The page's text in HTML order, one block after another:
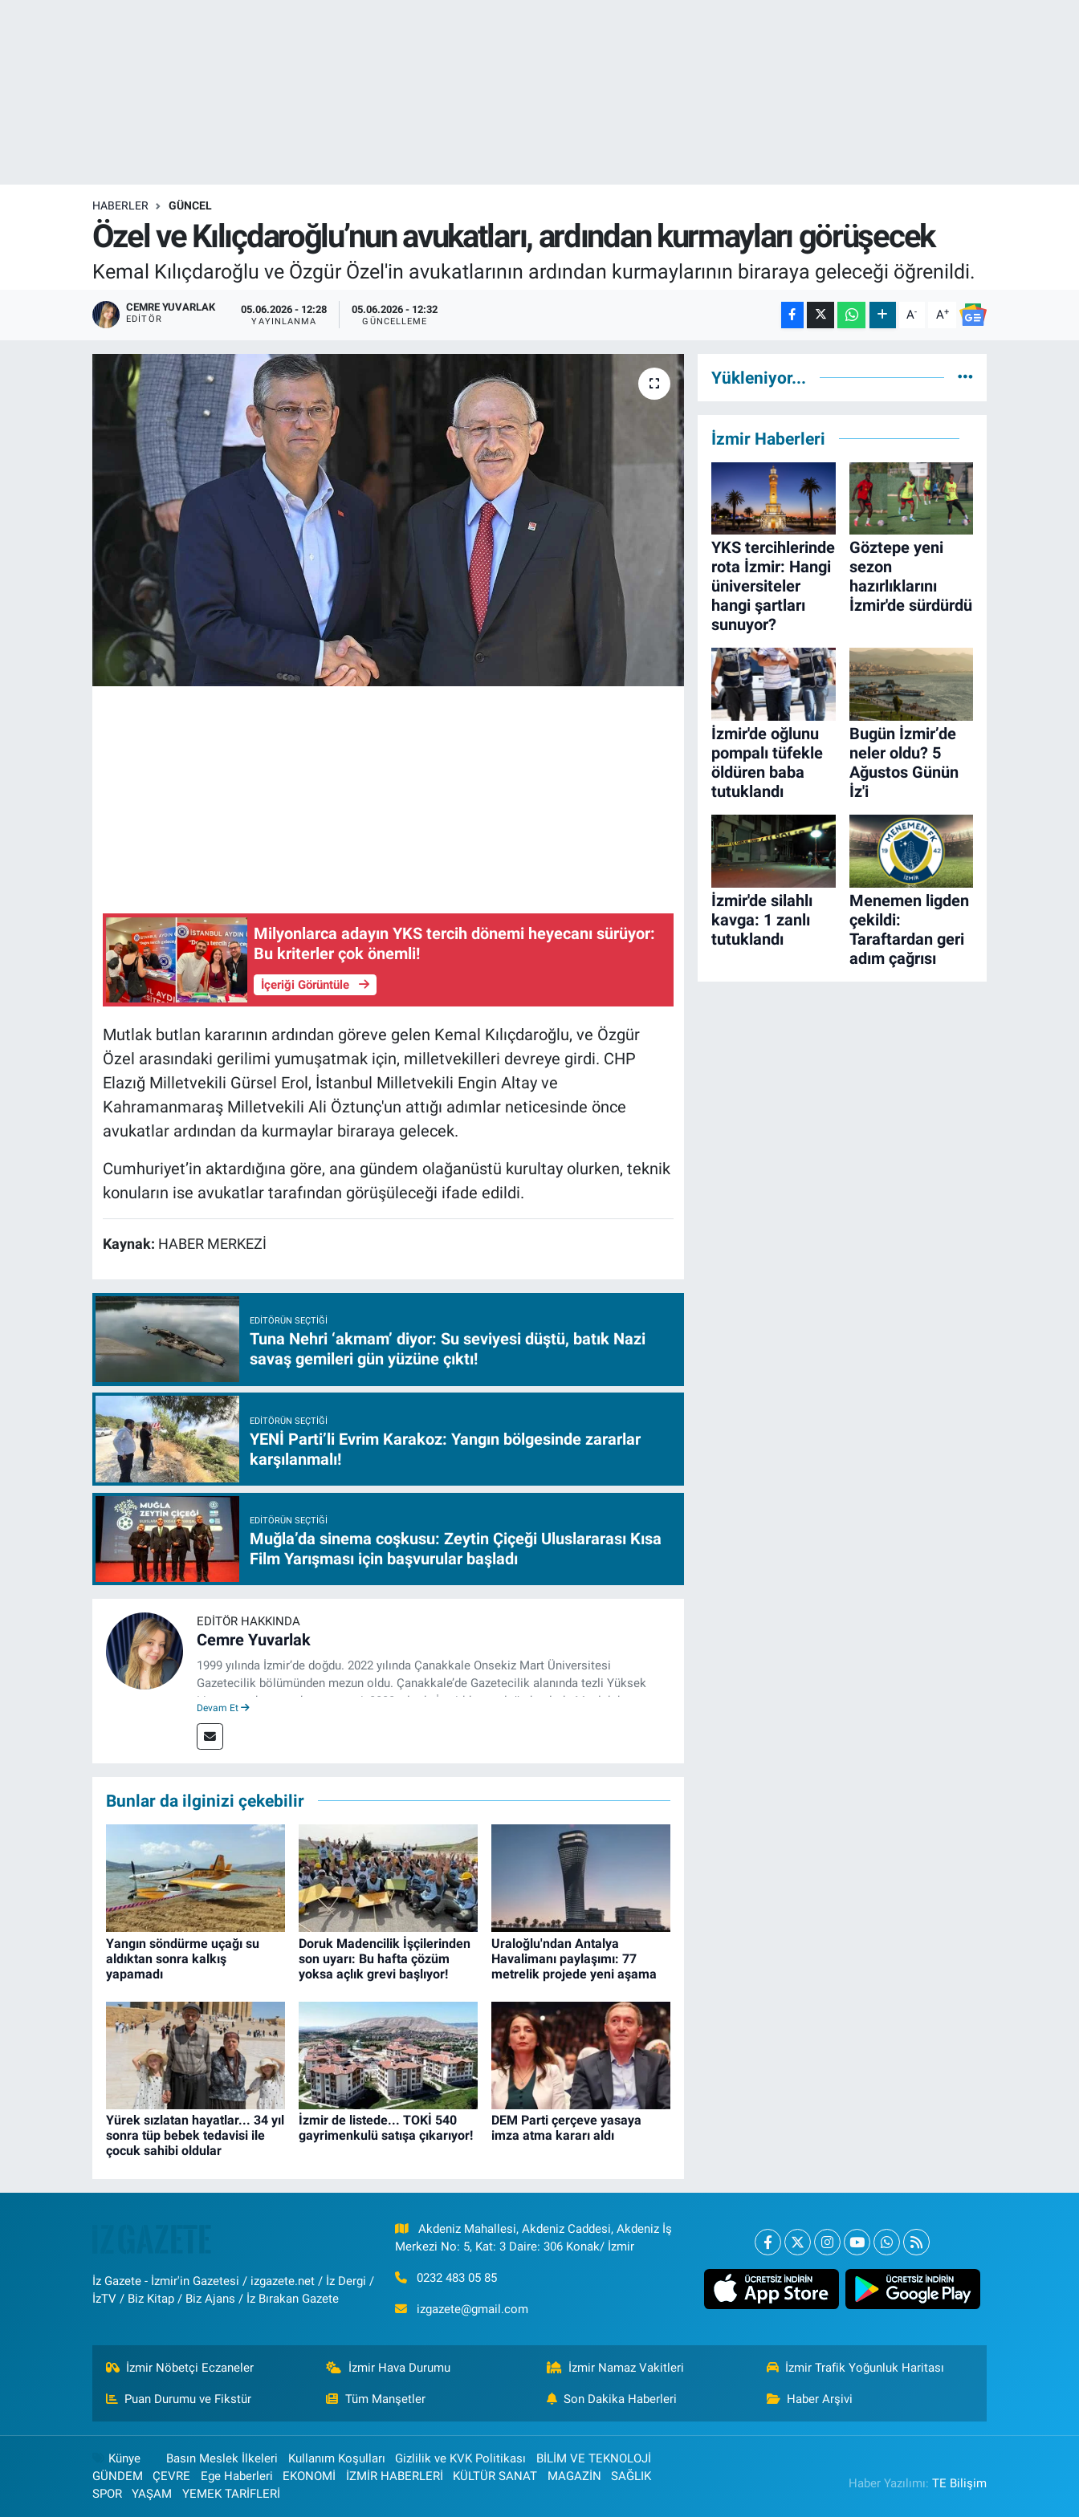
HABERLER GÜNCEL
Özel ve Kılıçdaroğlu’nun avukatları, ardından kurmayları görüşecek
Kemal Kılıçdaroğlu ve Özgür Özel'in avukatlarının ardından kurmaylarının biraraya geleceği öğrenildi.
CEMRE YUVARLAK
EDITÖR
05.06.2026 - 12:28
YAYINLANMA
05.06.2026 - 12:32
GÜNCELLEME A- A+
Milyonlarca adayın YKS tercih dönemi heyecanı sürüyor:
Bu kriterler çok önemli!
İçeriği Görüntüle
Mutlak butlan kararının ardından göreve gelen Kemal Kılıçdaroğlu, ve Özgür
Özel arasındaki gerilimi yumuşatmak için, milletvekilleri devreye girdi. CHP
Elazığ Milletvekili Gürsel Erol, İstanbul Milletvekili Engin Altay ve
Kahramanmaraş Milletvekili Ali Öztunç'un attığı adımlar neticesinde önce
avukatlar ardından da kurmaylar biraraya gelecek.
Cumhuriyet’in aktardığına göre, ana gündem olağanüstü kurultay olurken, teknik
konuların ise avukatlar tarafından görüşüleceği ifade edildi.
Kaynak: HABER MERKEZİ
EDITÖRÜN SEÇTIĞI
Tuna Nehri ‘akmam’ diyor: Su seviyesi düştü, batık Nazi
savaş gemileri gün yüzüne çıktı!
EDITÖRÜN SEÇTIĞI
YENİ Parti’li Evrim Karakoz: Yangın bölgesinde zararlar
karşılanmalı!
EDITÖRÜN SEÇTIĞI
Muğla’da sinema coşkusu: Zeytin Çiçeği Uluslararası Kısa
Film Yarışması için başvurular başladı
EDITÖR HAKKINDA
Cemre Yuvarlak
1999 yılında İzmir’de doğdu. 2022 yılında Çanakkale Onsekiz Mart Üniversitesi
Gazetecilik bölümünden mezun oldu. Çanakkale’de Gazetecilik alanında tezli Yüksek
Lisansına devam eden gazeteci, 2022 yılında İzmir’de mesleğe başladı. Meslek hayatı
izgazete.net’te haber editörü olarak devam ediyor.
Devam Et
Bunlar da ilginizi çekebilir
Yangın söndürme uçağı su
aldıktan sonra kalkış
yapamadı
Doruk Madencilik İşçilerinden
son uyarı: Bu hafta çözüm
yoksa açlık grevi başlıyor!
Uraloğlu'ndan Antalya
Havalimanı paylaşımı: 77
metrelik projede yeni aşama
Yürek sızlatan hayatlar... 34 yıl
sonra tüp bebek tedavisi ile
çocuk sahibi oldular
İzmir de listede... TOKİ 540
gayrimenkulü satışa çıkarıyor!
DEM Parti çerçeve yasaya
imza atma kararı aldı
Yükleniyor...
İzmir Haberleri
YKS tercihlerinde
rota İzmir: Hangi
üniversiteler
hangi şartları
sunuyor?
Göztepe yeni
sezon
hazırlıklarını
İzmir'de sürdürdü
İzmir'de oğlunu
pompalı tüfekle
öldüren baba
tutuklandı
Bugün İzmir’de
neler oldu? 5
Ağustos Günün
İz'i
İzmir'de silahlı
kavga: 1 zanlı
tutuklandı
Menemen ligden
çekildi:
Taraftardan geri
adım çağrısı
İz Gazete - İzmir'in Gazetesi / izgazete.net / İz Dergi /
İzTV / Biz Kitap / Biz Ajans / İz Bırakan Gazete
Akdeniz Mahallesi, Akdeniz Caddesi, Akdeniz İş
Merkezi No: 5, Kat: 3 Daire: 306 Konak/ İzmir
0232 483 05 85
izgazete@gmail.com
İzmir Nöbetçi Eczaneler İzmir Hava Durumu İzmir Namaz Vakitleri İzmir Trafik Yoğunluk Haritası
Puan Durumu ve Fikstür Tüm Manşetler Son Dakika Haberleri Haber Arşivi
Künye Basın Meslek İlkeleri Kullanım Koşulları Gizlilik ve KVK Politikası
BİLİM VE TEKNOLOJİ
GÜNDEM
ÇEVRE Ege Haberleri EKONOMİ İZMİR HABERLERİ KÜLTÜR SANAT MAGAZİN
SAĞLIK
SPOR
YAŞAM YEMEK TARİFLERİ
Haber Yazılımı:TE Bilişim